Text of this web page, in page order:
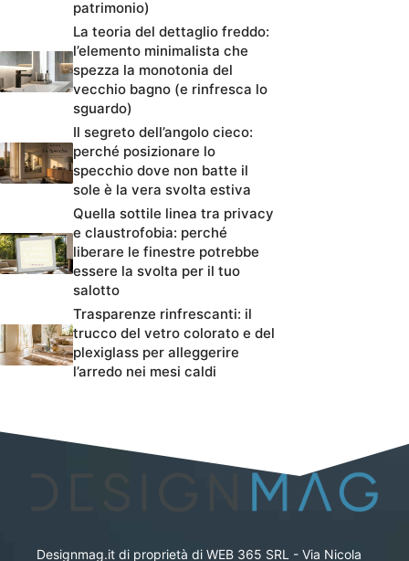
patrimonio)
La teoria del dettaglio freddo:
l’elemento minimalista che
spezza la monotonia del
vecchio bagno (e rinfresca lo
sguardo)
Il segreto dell’angolo cieco:
perché posizionare lo
specchio dove non batte il
sole è la vera svolta estiva
Quella sottile linea tra privacy
e claustrofobia: perché
liberare le finestre potrebbe
essere la svolta per il tuo
salotto
Trasparenze rinfrescanti: il
trucco del vetro colorato e del
plexiglass per alleggerire
l’arredo nei mesi caldi
Designmag.it di proprietà di WEB 365 SRL - Via Nicola